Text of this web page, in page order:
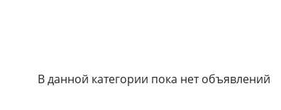
В данной категории пока нет объявлений